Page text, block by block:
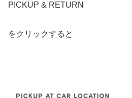
PICKUP & RETURN
をクリックすると